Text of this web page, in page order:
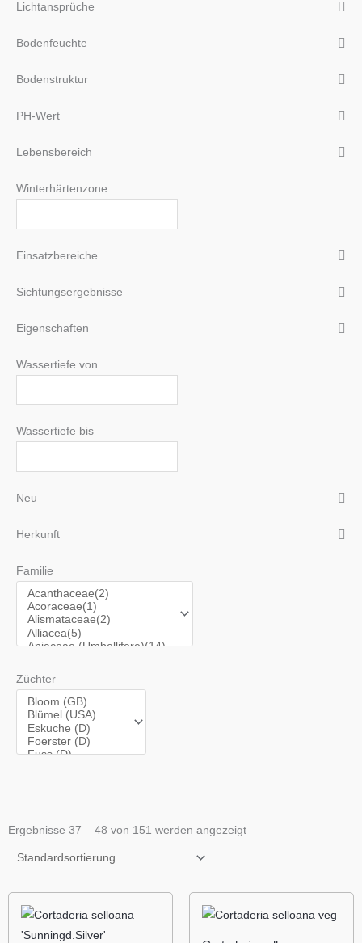
Lichtansprüche
Bodenfeuchte
Bodenstruktur
PH-Wert
Lebensbereich
Winterhärtenzone
Einsatzbereiche
Sichtungsergebnisse
Eigenschaften
Wassertiefe von
Wassertiefe bis
Neu
Herkunft
Familie
Züchter
Ergebnisse 37 – 48 von 151 werden angezeigt